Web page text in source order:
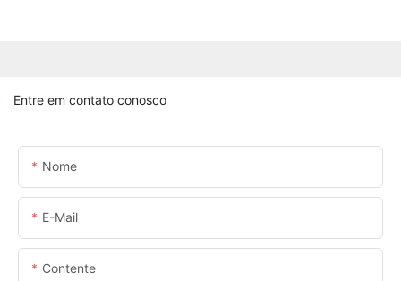
Entre em contato conosco
Nome
E-Mail
Contente